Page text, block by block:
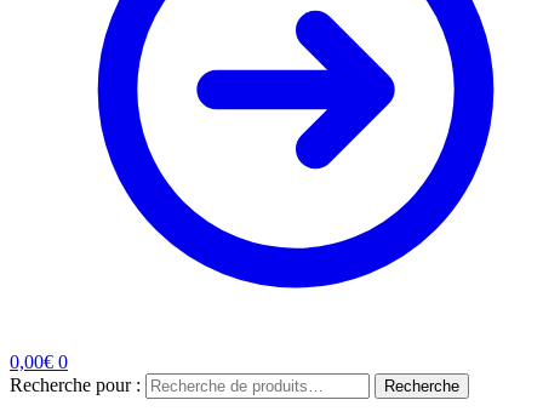
0,00€ 0
Recherche pour :
Recherche